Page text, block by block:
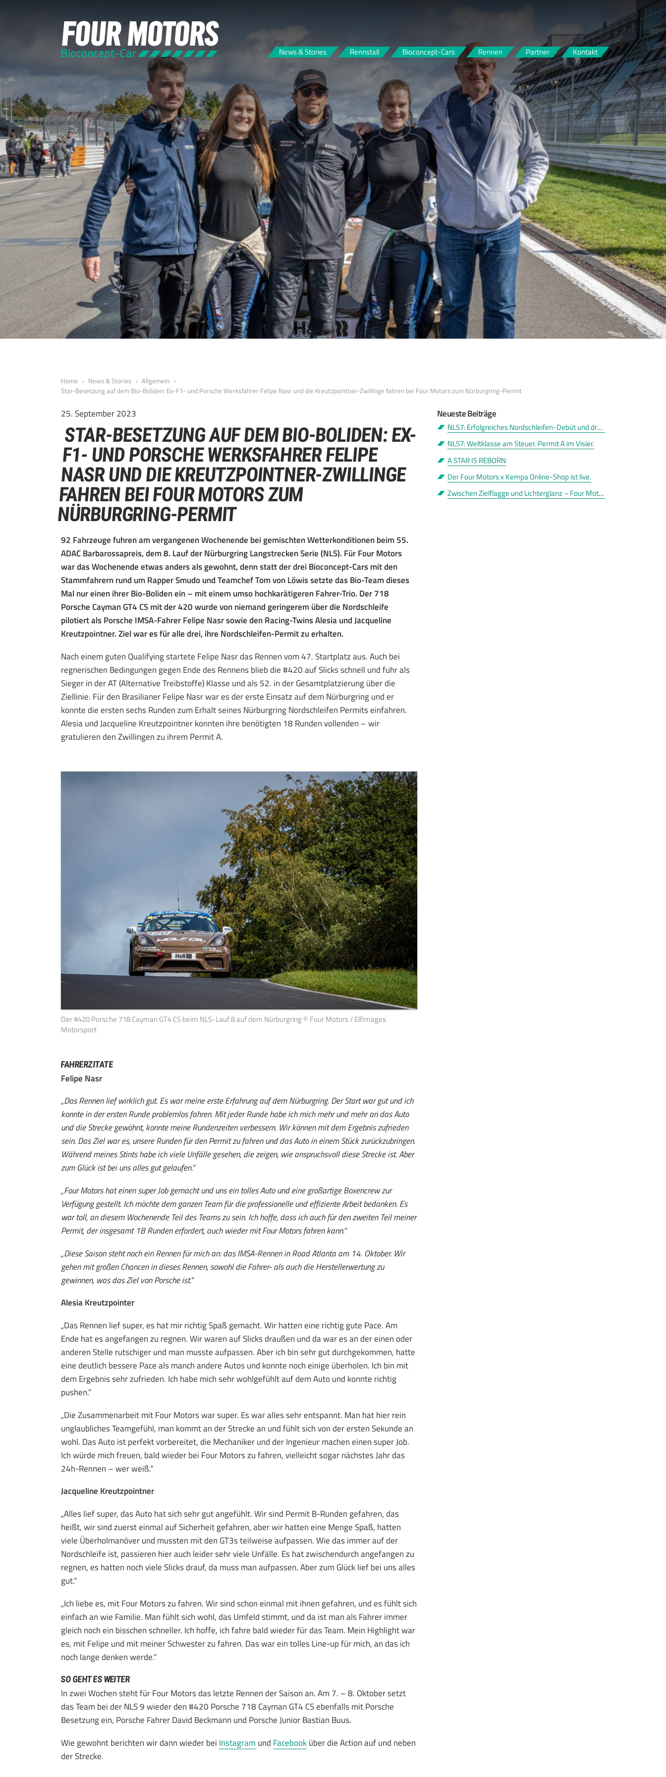
FOUR MOTORS Bioconcept-Car
News & Stories Rennstall Bioconcept-Cars Rennen Partner Kontakt
Home News & Stories
Allgemein
Star-Besetzung auf dem Bio-Boliden: Ex-F1- und Porsche Werksfahrer Felipe Nasr und die Kreutzpointner-Zwillinge fahren bei Four Motors zum Nürburgring-Permit
25. September 2023
STAR-BESETZUNG AUF DEM BIO-BOLIDEN: EX-
F1- UND PORSCHE WERKSFAHRER FELIPE
NASR UND DIE KREUTZPOINTNER-ZWILLINGE
FAHREN BEI FOUR MOTORS ZUM
NÜRBURGRING-PERMIT
92 Fahrzeuge fuhren am vergangenen Wochenende bei gemischten Wetterkonditionen beim 55.
ADAC Barbarossapreis, dem 8. Lauf der Nürburgring Langstrecken Serie (NLS). Für Four Motors
war das Wochenende etwas anders als gewohnt, denn statt der drei Bioconcept-Cars mit den
Stammfahrern rund um Rapper Smudo und Teamchef Tom von Löwis setzte das Bio-Team dieses
Mal nur einen ihrer Bio-Boliden ein – mit einem umso hochkarätigeren Fahrer-Trio. Der 718
Porsche Cayman GT4 CS mit der 420 wurde von niemand geringerem über die Nordschleife
pilotiert als Porsche IMSA-Fahrer Felipe Nasr sowie den Racing-Twins Alesia und Jacqueline
Kreutzpointner. Ziel war es für alle drei, ihre Nordschleifen-Permit zu erhalten.
Nach einem guten Qualifying startete Felipe Nasr das Rennen vom 47. Startplatz aus. Auch bei
regnerischen Bedingungen gegen Ende des Rennens blieb die #420 auf Slicks schnell und fuhr als
Sieger in der AT (Alternative Treibstoffe) Klasse und als 52. in der Gesamtplatzierung über die
Ziellinie. Für den Brasilianer Felipe Nasr war es der erste Einsatz auf dem Nürburgring und er
konnte die ersten sechs Runden zum Erhalt seines Nürburgring Nordschleifen Permits einfahren.
Alesia und Jacqueline Kreutzpointner konnten ihre benötigten 18 Runden vollenden – wir
gratulieren den Zwillingen zu ihrem Permit A.
Der #420 Porsche 718 Cayman GT4 CS beim NLS-Lauf 8 auf dem Nürburgring © Four Motors / ElfImages
Motorsport
FAHRERZITATE
Felipe Nasr
„Das Rennen lief wirklich gut. Es war meine erste Erfahrung auf dem Nürburgring. Der Start war gut und ich
konnte in der ersten Runde problemlos fahren. Mit jeder Runde habe ich mich mehr und mehr an das Auto
und die Strecke gewöhnt, konnte meine Rundenzeiten verbessern. Wir können mit dem Ergebnis zufrieden
sein. Das Ziel war es, unsere Runden für den Permit zu fahren und das Auto in einem Stück zurückzubringen.
Während meines Stints habe ich viele Unfälle gesehen, die zeigen, wie anspruchsvoll diese Strecke ist. Aber
zum Glück ist bei uns alles gut gelaufen.“
„Four Motors hat einen super Job gemacht und uns ein tolles Auto und eine großartige Boxencrew zur
Verfügung gestellt. Ich möchte dem ganzen Team für die professionelle und effiziente Arbeit bedanken. Es
war toll, an diesem Wochenende Teil des Teams zu sein. Ich hoffe, dass ich auch für den zweiten Teil meiner
Permit, der insgesamt 18 Runden erfordert, auch wieder mit Four Motors fahren kann.“
„Diese Saison steht noch ein Rennen für mich an: das IMSA-Rennen in Road Atlanta am 14. Oktober. Wir
gehen mit großen Chancen in dieses Rennen, sowohl die Fahrer- als auch die Herstellerwertung zu
gewinnen, was das Ziel von Porsche ist.“
Alesia Kreutzpointer
„Das Rennen lief super, es hat mir richtig Spaß gemacht. Wir hatten eine richtig gute Pace. Am
Ende hat es angefangen zu regnen. Wir waren auf Slicks draußen und da war es an der einen oder
anderen Stelle rutschiger und man musste aufpassen. Aber ich bin sehr gut durchgekommen, hatte
eine deutlich bessere Pace als manch andere Autos und konnte noch einige überholen. Ich bin mit
dem Ergebnis sehr zufrieden. Ich habe mich sehr wohlgefühlt auf dem Auto und konnte richtig
pushen.“
„Die Zusammenarbeit mit Four Motors war super. Es war alles sehr entspannt. Man hat hier rein
unglaubliches Teamgefühl, man kommt an der Strecke an und fühlt sich von der ersten Sekunde an
wohl. Das Auto ist perfekt vorbereitet, die Mechaniker und der Ingenieur machen einen super Job.
Ich würde mich freuen, bald wieder bei Four Motors zu fahren, vielleicht sogar nächstes Jahr das
24h-Rennen – wer weiß.“
Jacqueline Kreutzpointner
„Alles lief super, das Auto hat sich sehr gut angefühlt. Wir sind Permit B-Runden gefahren, das
heißt, wir sind zuerst einmal auf Sicherheit gefahren, aber wir hatten eine Menge Spaß, hatten
viele Überholmanöver und mussten mit den GT3s teilweise aufpassen. Wie das immer auf der
Nordschleife ist, passieren hier auch leider sehr viele Unfälle. Es hat zwischendurch angefangen zu
regnen, es hatten noch viele Slicks drauf, da muss man aufpassen. Aber zum Glück lief bei uns alles
gut.“
„Ich liebe es, mit Four Motors zu fahren. Wir sind schon einmal mit ihnen gefahren, und es fühlt sich
einfach an wie Familie. Man fühlt sich wohl, das Umfeld stimmt, und da ist man als Fahrer immer
gleich noch ein bisschen schneller. Ich hoffe, ich fahre bald wieder für das Team. Mein Highlight war
es, mit Felipe und mit meiner Schwester zu fahren. Das war ein tolles Line-up für mich, an das ich
noch lange denken werde.“
SO GEHT ES WEITER
In zwei Wochen steht für Four Motors das letzte Rennen der Saison an. Am 7. – 8. Oktober setzt
das Team bei der NLS 9 wieder den #420 Porsche 718 Cayman GT4 CS ebenfalls mit Porsche
Besetzung ein, Porsche Fahrer David Beckmann und Porsche Junior Bastian Buus.
Wie gewohnt berichten wir dann wieder bei Instagram und Facebooküber die Action auf und neben
der Strecke.
Neueste Beiträge
NLS7: Erfolgreiches Nordschleifen-Debüt und drei Permit A
NLS7: Weltklasse am Steuer. Permit A im Visier.
A STAR IS REBORN
Der Four Motors x Kempa Online-Shop ist live.
Zwischen Zielflagge und Lichterglanz – Four Motors sagt Danke